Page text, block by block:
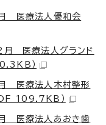
医療法人優和会
医療法人グランド
）
医療法人木村整形
109.7KB）
医療法人あおき歯